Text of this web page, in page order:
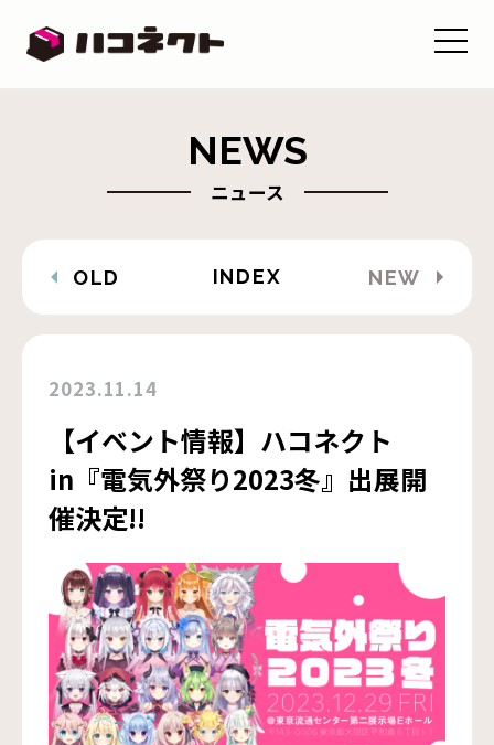
NEWS
ニュース
OLD INDEX NEW
2023.11.14
【イベント情報】ハコネクト
in『電気外祭り2023冬』出展開
催決定!!